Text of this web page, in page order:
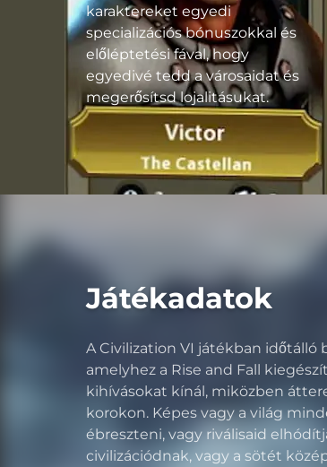
karaktereket egyedi
specializációs bónuszokkal és
előléptetési fával, hogy
egyedivé tedd a városaidat és
megerősítsd lojalitásukat.
Játékadatok
A Civilization VI játékban
amelyhez a Rise and Fall
kihívásokat kínál, miközben
korokon. Képes vagy a világ
ébreszteni, vagy riválisaid
civilizációdnak, vagy a sötét